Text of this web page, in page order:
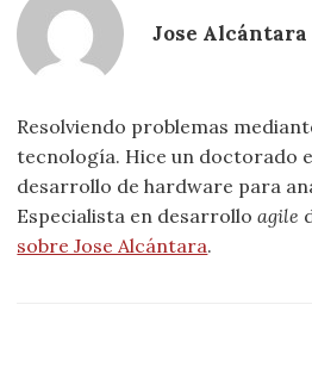
Jose Alcántara
Resolviendo problemas
tecnología. Hice un doctorado
desarrollo de hardware para
Especialista en desarrolloagile
sobre Jose Alcántara.